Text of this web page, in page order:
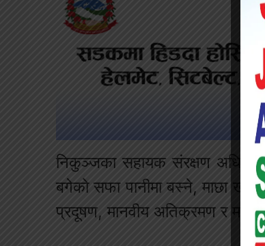
निकुञ्जका सहायक संरक्षण अधिकृत
बगेको सफा पानीमा बस्ने, माछा
प्रदूषण, मानवीय अतिक्रमण र